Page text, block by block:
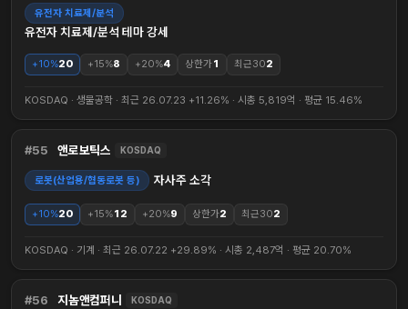
유전자 치료제/분석
유전자 치료제/분석 테마 강세
+10%20 +15%8 +20%4 상한가1 최근302
KOSDAQ · 생물공학 · 최근 26.07.23 +11.26% · 시총 5,819억 · 평균 15.46%
55 앤로보틱스 KOSDAQ
로봇(산업용/협동로봇 등) 자사주 소각
+10%20 +15%12 +20%9 상한가2 최근302
KOSDAQ · 기계 · 최근 26.07.22 +29.89% · 시총 2,487억 · 평균 20.70%
56 지놈앤컴퍼니 KOSDAQ